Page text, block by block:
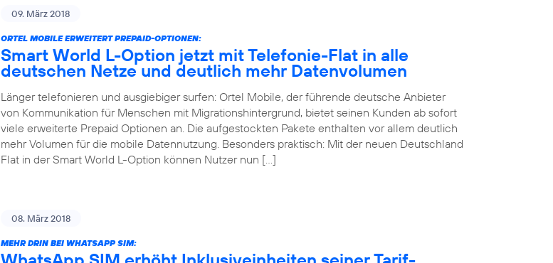
09. März 2018
ORTEL MOBILE ERWEITERT PREPAID-OPTIONEN:
Smart World L-Option jetzt mit Telefonie-Flat in alle
deutschen Netze und deutlich mehr Datenvolumen
Länger telefonieren und ausgiebiger surfen: Ortel Mobile, der führende deutsche Anbieter
von Kommunikation für Menschen mit Migrationshintergrund, bietet seinen Kunden ab sofort
viele erweiterte Prepaid Optionen an. Die aufgestockten Pakete enthalten vor allem deutlich
mehr Volumen für die mobile Datennutzung. Besonders praktisch: Mit der neuen Deutschland
Flat in der Smart World L-Option können Nutzer nun […]
08. März 2018
MEHR DRIN BEI WHATSAPP SIM: